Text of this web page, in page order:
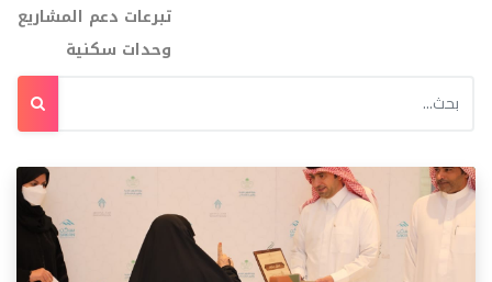
تبرعات دعم المشاريع
وحدات سكنية